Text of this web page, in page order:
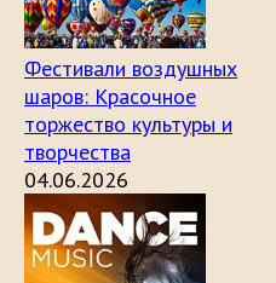
Фестивали воздушных
шаров: Красочное
торжество культуры и
творчества
04.06.2026